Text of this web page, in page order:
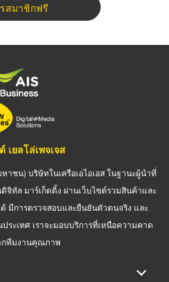
สมาชิกฟรี
เยลโล่เพจเจส
าชน) บริษัทในเครือเอไอเอส ในฐานะผู้นำที่
ทัล มาร์เก็ตติ้ง ผ่านเว็บไซต์รวมสินค้าและ
มีการตรวจสอบและยืนยันตัวตนจริง และ
ะเทศ เราจะมอบบริการที่เหนือความคาด
กทีมงานคุณภาพ